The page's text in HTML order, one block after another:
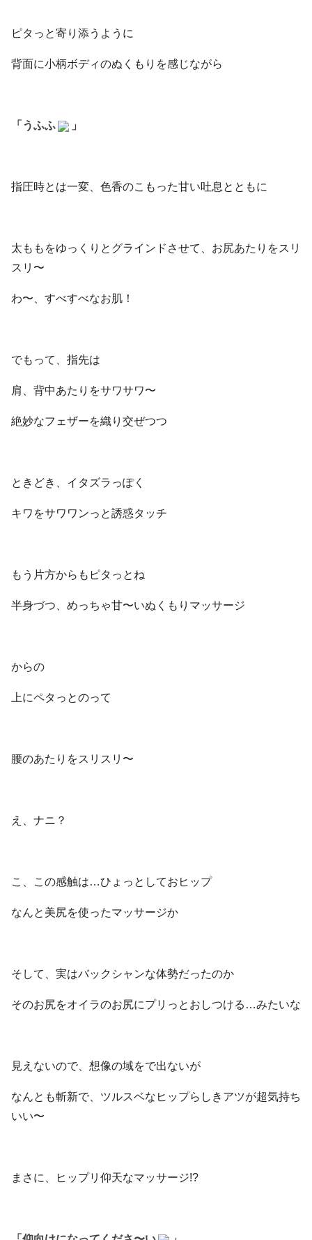
ピタっと寄り添うように
背面に小柄ボディのぬくもりを感じながら
「うふふ 」
指圧時とは一変、色香のこもった甘い吐息とともに
太ももをゆっくりとグラインドさせて、お尻あたりをスリ
スリ〜
わ〜、すべすべなお肌！
でもって、指先は
肩、背中あたりをサワサワ〜
絶妙なフェザーを織り交ぜつつ
ときどき、イタズラっぽく
キワをサワワンっと誘惑タッチ
もう片方からもピタっとね
半身づつ、めっちゃ甘〜いぬくもりマッサージ
からの
上にペタっとのって
腰のあたりをスリスリ〜
え、ナニ？
こ、この感触は…ひょっとしておヒップ
なんと美尻を使ったマッサージか
そして、実はバックシャンな体勢だったのか
そのお尻をオイラのお尻にプリっとおしつける…みたいな
見えないので、想像の域をで出ないが
なんとも斬新で、ツルスベなヒップらしきアツが超気持ち
いい〜
まさに、ヒップリ仰天なマッサージ!?